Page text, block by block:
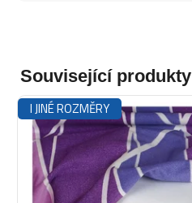
Související produkty
I JINÉ ROZMĚRY